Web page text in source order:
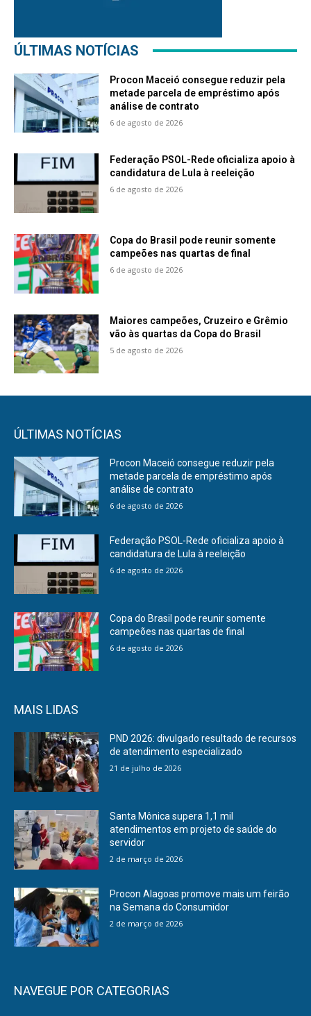
ÚLTIMAS NOTÍCIAS
Procon Maceió consegue reduzir pela
metade parcela de empréstimo após
análise de contrato
6 de agosto de 2026
Federação PSOL-Rede oficializa apoio à
candidatura de Lula à reeleição
6 de agosto de 2026
Copa do Brasil pode reunir somente
campeões nas quartas de final
6 de agosto de 2026
Maiores campeões, Cruzeiro e Grêmio
vão às quartas da Copa do Brasil
5 de agosto de 2026
ÚLTIMAS NOTÍCIAS
Procon Maceió consegue reduzir pela
metade parcela de empréstimo após
análise de contrato
6 de agosto de 2026
Federação PSOL-Rede oficializa apoio à
candidatura de Lula à reeleição
6 de agosto de 2026
Copa do Brasil pode reunir somente
campeões nas quartas de final
6 de agosto de 2026
MAIS LIDAS
PND 2026: divulgado resultado de recursos
de atendimento especializado
21 de julho de 2026
Santa Mônica supera 1,1 mil
atendimentos em projeto de saúde do
servidor
2 de março de 2026
Procon Alagoas promove mais um feirão
na Semana do Consumidor
2 de março de 2026
NAVEGUE POR CATEGORIAS